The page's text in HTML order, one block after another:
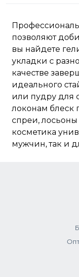
позволяют
вы найдете
укладки с
качестве
идеального
или пудру для
локонам блеск
спреи,
косметика
мужчин, так и